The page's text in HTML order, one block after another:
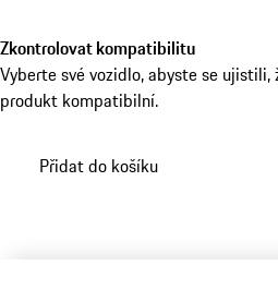
Zkontrolovat kompatibilitu
Vyberte své vozidlo, abyste se ujistili,
produkt kompatibilní.
Přidat do košíku